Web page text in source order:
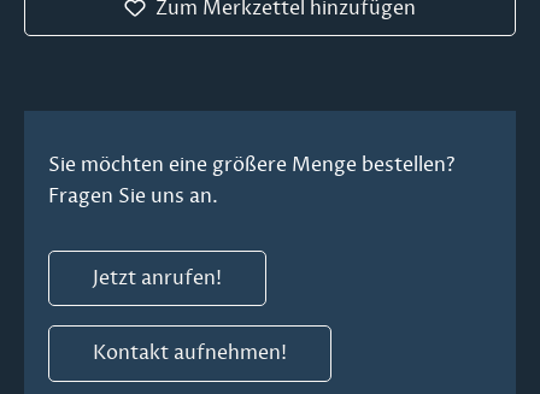
Zum Merkzettel hinzufügen
Sie möchten eine größere Menge bestellen?
Fragen Sie uns an.
Jetzt anrufen!
Kontakt aufnehmen!